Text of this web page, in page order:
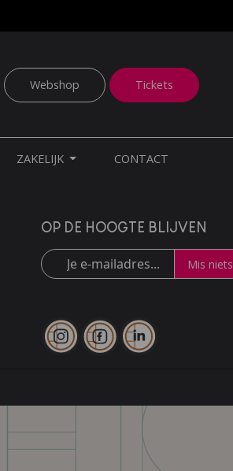
Webshop Tickets
ZAKELIJK CONTACT
OP DE HOOGTE BLIJVEN
Mis niets